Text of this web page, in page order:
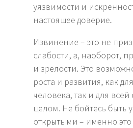
уязвимости и
настоящее доверие.
Извинение – это не
слабости, а, наоборот,
и зрелости. Это
роста и развития, как
человека, так и для
целом. Не бойтесь быть
открытыми – именно